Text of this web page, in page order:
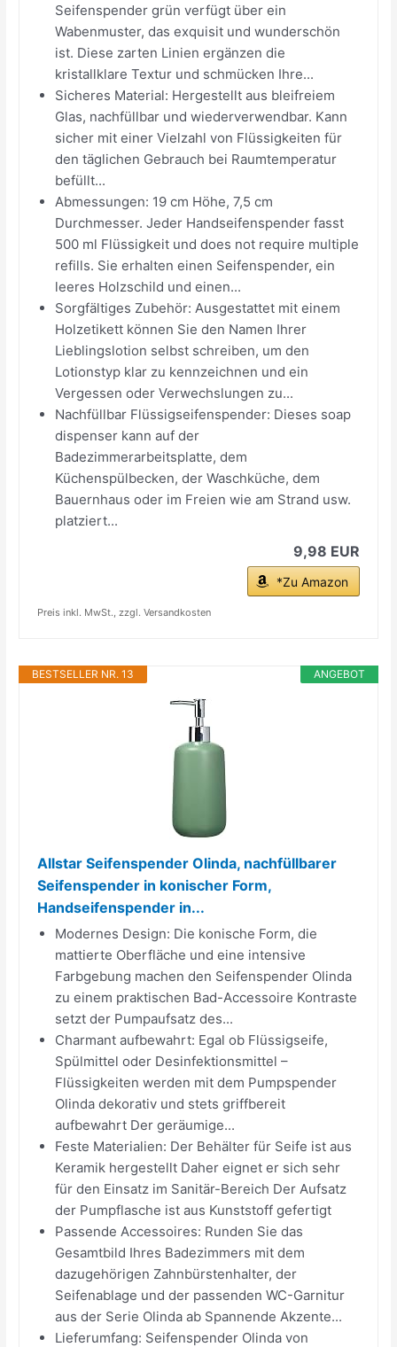
Seifenspender grün verfügt über ein
Wabenmuster, das exquisit und wunderschön
ist. Diese zarten Linien ergänzen die
kristallklare Textur und schmücken Ihre...
Sicheres Material: Hergestellt aus bleifreiem
Glas, nachfüllbar und wiederverwendbar. Kann
sicher mit einer Vielzahl von Flüssigkeiten für
den täglichen Gebrauch bei Raumtemperatur
befüllt...
Abmessungen: 19 cm Höhe, 7,5 cm
Durchmesser. Jeder Handseifenspender fasst
500 ml Flüssigkeit und does not require multiple
refills. Sie erhalten einen Seifenspender, ein
leeres Holzschild und einen...
Sorgfältiges Zubehör: Ausgestattet mit einem
Holzetikett können Sie den Namen Ihrer
Lieblingslotion selbst schreiben, um den
Lotionstyp klar zu kennzeichnen und ein
Vergessen oder Verwechslungen zu...
Nachfüllbar Flüssigseifenspender: Dieses soap
dispenser kann auf der
Badezimmerarbeitsplatte, dem
Küchenspülbecken, der Waschküche, dem
Bauernhaus oder im Freien wie am Strand usw.
platziert...
9,98 EUR
*Zu Amazon
Preis inkl. MwSt., zzgl. Versandkosten
ANGEBOT
BESTSELLER NR. 13
Allstar Seifenspender Olinda, nachfüllbarer
Seifenspender in konischer Form,
Handseifenspender in...
Modernes Design: Die konische Form, die
mattierte Oberfläche und eine intensive
Farbgebung machen den Seifenspender Olinda
zu einem praktischen Bad-Accessoire Kontraste
setzt der Pumpaufsatz des...
Charmant aufbewahrt: Egal ob Flüssigseife,
Spülmittel oder Desinfektionsmittel –
Flüssigkeiten werden mit dem Pumpspender
Olinda dekorativ und stets griffbereit
aufbewahrt Der geräumige...
Feste Materialien: Der Behälter für Seife ist aus
Keramik hergestellt Daher eignet er sich sehr
für den Einsatz im Sanitär-Bereich Der Aufsatz
der Pumpflasche ist aus Kunststoff gefertigt
Passende Accessoires: Runden Sie das
Gesamtbild Ihres Badezimmers mit dem
dazugehörigen Zahnbürstenhalter, der
Seifenablage und der passenden WC-Garnitur
aus der Serie Olinda ab Spannende Akzente...
Lieferumfang: Seifenspender Olinda von